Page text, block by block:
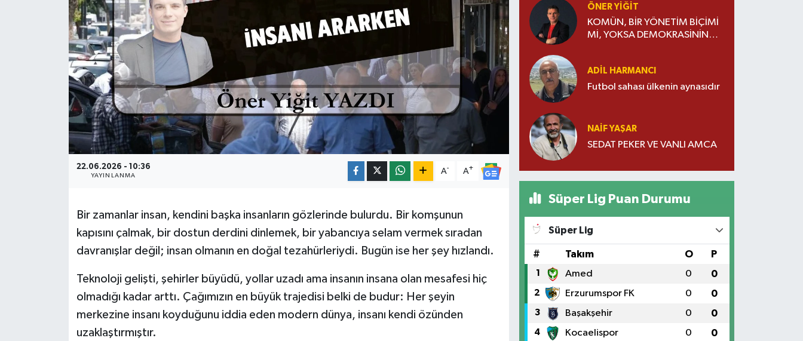
22.06.2026 - 10:36
YAYINLANMA
A- A+
Bir zamanlar insan, kendini başka insanların gözlerinde bulurdu. Bir komşunun
kapısını çalmak, bir dostun derdini dinlemek, bir yabancıya selam vermek sıradan
davranışlar değil; insan olmanın en doğal tezahürleriydi. Bugün ise her şey hızlandı.
Teknoloji gelişti, şehirler büyüdü, yollar uzadı ama insanın insana olan mesafesi hiç
olmadığı kadar arttı. Çağımızın en büyük trajedisi belki de budur: Her şeyin
merkezine insanı koyduğunu iddia eden modern dünya, insanı kendi özünden
uzaklaştırmıştır.
ÖNER YİĞİT
KOMÜN, BİR YÖNETİM BİÇİMİ
Mİ, YOKSA DEMOKRASİNİN
ADİL HARMANCI
Futbol sahası ülkenin aynasıdır
NAIF YAŞAR
SEDAT PEKER VE VANLI AMCA
Süper Lig Puan Durumu
Süper Lig
# Takım O P
1 Amed 0 0
2 Erzurumspor FK 0 0
3 Başakşehir 0 0
4 Kocaelispor 0 0